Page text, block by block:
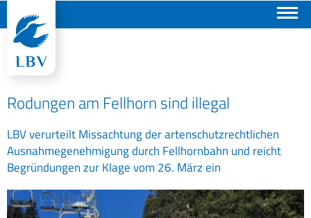
Rodungen am Fellhorn sind illegal
LBV verurteilt Missachtung der artenschutzrechtlichen
Ausnahmegenehmigung durch Fellhornbahn und reicht
Begründungen zur Klage vom 26. März ein